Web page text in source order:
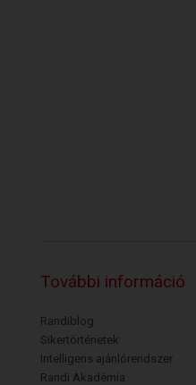
További információ
Randiblog
Sikertörténetek
Intelligens ajánlórendszer
Randi Akadémia